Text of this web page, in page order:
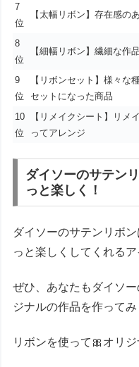
7
位
【太幅リボン】存在感の
8
位
【細幅リボン】繊細な作
9
位
【リボンセット】様々な
セットになった商品
10
位
【リメイクシート】リメ
ってアレンジ
ダイソーのサテン
っと楽しく！
ダイソーのサテンリボ
っと楽しくしてくれるア
ぜひ、あなたもダイソ
ジナルの作品を作ってみ
リボンを使って🎀オリ